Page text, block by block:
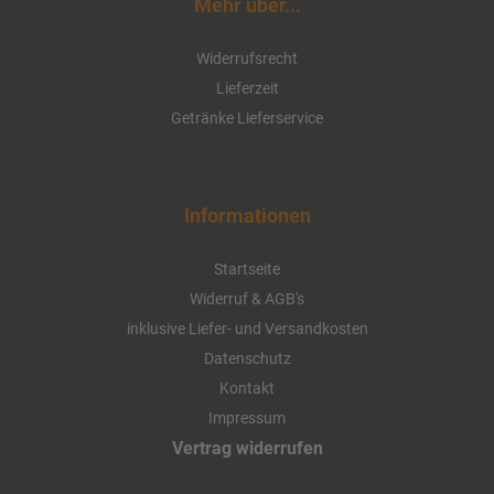
Diana Medium 12 x 0,7 Liter
ab 6,00 EUR
Details
Mehr über...
Widerrufsrecht
Lieferzeit
Getränke Lieferservice
Informationen
Startseite
Widerruf & AGB's
inklusive Liefer- und Versandkosten
Datenschutz
Kontakt
Impressum
Vertrag widerrufen